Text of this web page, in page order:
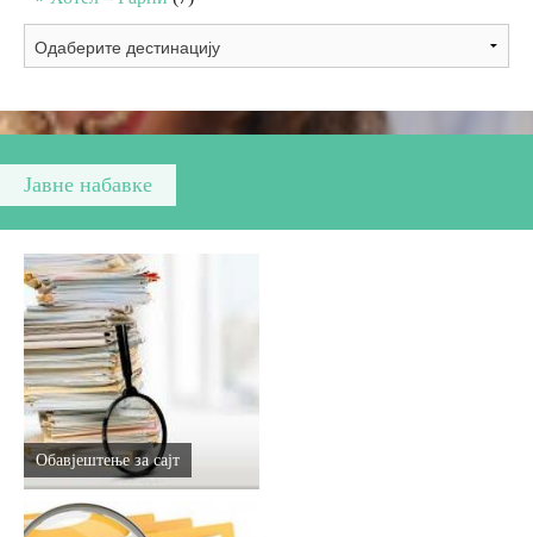
Културни туризам
Гастрономија
Лов и риболов
Омладински туризам
Дестинације
Списак дестинација
Мапа дестинација
Јавне набавке
Обавјештење за сајт